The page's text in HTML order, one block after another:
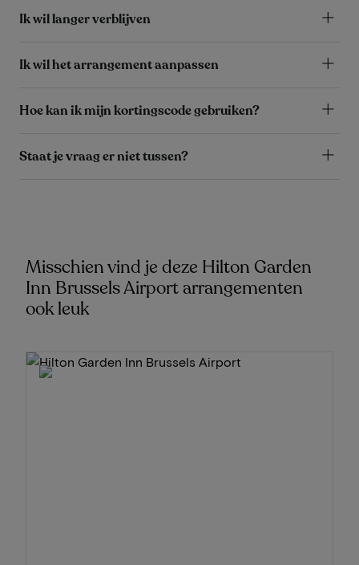
Ik wil langer verblijven
Ik wil het arrangement aanpassen
Hoe kan ik mijn kortingscode gebruiken?
Staat je vraag er niet tussen?
Misschien vind je deze Hilton Garden
Inn Brussels Airport arrangementen
ook leuk